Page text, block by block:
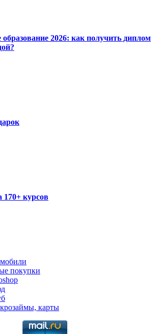
2026: как получить диплом
170+ курсов
покупки
карты